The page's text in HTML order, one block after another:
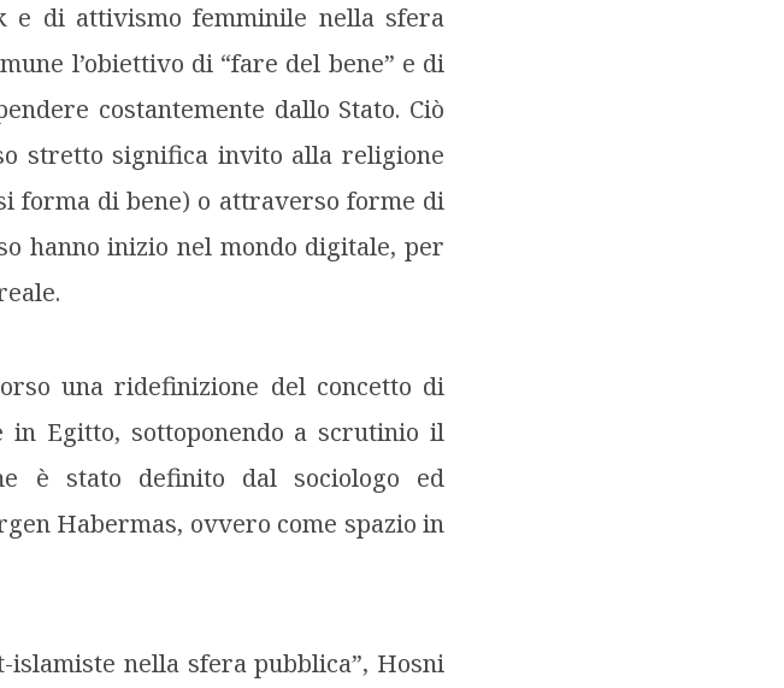
e di attivismo femminile nella sfera
l’obiettivo di “fare del bene” e di
costantemente dallo Stato. Ciò
stretto significa invito alla religione
forma di bene) o attraverso forme di
hanno inizio nel mondo digitale, per
una ridefinizione del concetto di
Egitto, sottoponendo a scrutinio il
è stato definito dal sociologo ed
Habermas, ovvero come spazio in
nella sfera pubblica”, Hosni